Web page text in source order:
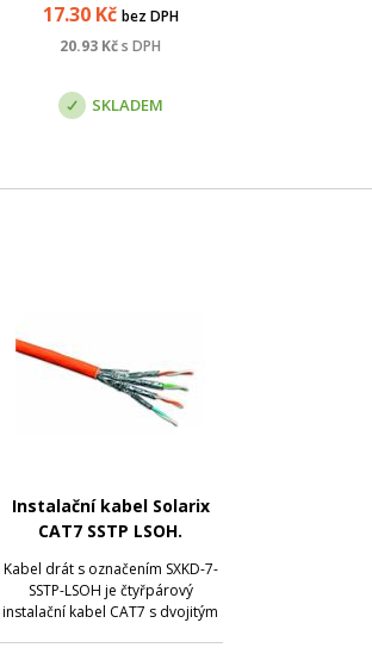
aplikacích – tj. především pak
pro provoz vysokorychlostního
17.30Kč bez DPH
20.93 Kčs DPH
SKLADEM
Instalační kabel Solarix
CAT7 SSTP LSOH.
Kabel drát s označením SXKD-7-
SSTP-LSOH je čtyřpárový
instalační kabel CAT7 s dvojitým